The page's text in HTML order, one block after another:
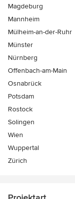
Magdeburg
Mannheim
Mülheim-an-der-Ruhr
Münster
Nürnberg
Offenbach-am-Main
Osnabrück
Potsdam
Rostock
Solingen
Wien
Wuppertal
Zürich